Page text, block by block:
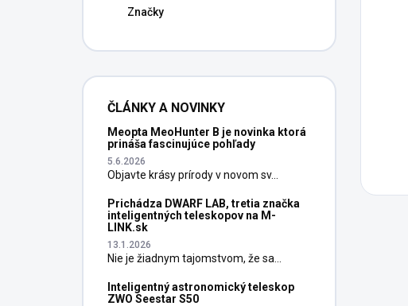
Značky
ČLÁNKY A NOVINKY
Meopta MeoHunter B je novinka ktorá
prináša fascinujúce pohľady
5.6.2026
Objavte krásy prírody v novom sv...
Prichádza DWARF LAB, tretia značka
inteligentných teleskopov na M-
LINK.sk
13.1.2026
Nie je žiadnym tajomstvom, že sa...
Inteligentný astronomický teleskop
ZWO Seestar S50